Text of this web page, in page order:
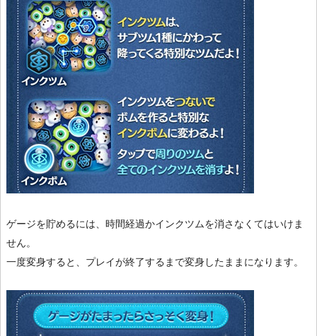
ゲージを貯めるには、時間経過かインクツムを消さなくてはいけま
せん。
一度変身すると、プレイが終了するまで変身したままになります。